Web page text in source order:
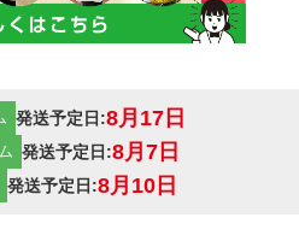
発送予定日:8月17日
発送予定日:8月7日
発送予定日:8月10日